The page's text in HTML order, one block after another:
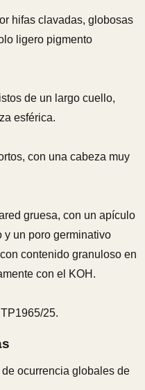
hifas clavadas, globosas
ligero pigmento
de un largo cuello,
esférica.
con una cabeza muy
gruesa, con un apículo
y un poro germinativo
contenido granuloso en
con el KOH.
25.
ocurrencia globales de